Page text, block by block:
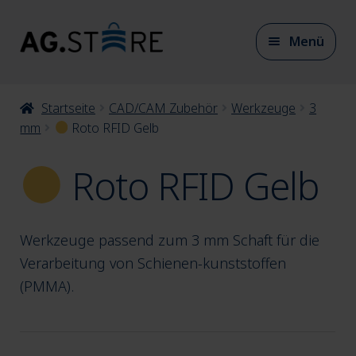
Zur
Navigation
Zum
Inhalt
Menü
CAD/CAM Materialien
CAD/CAM Zubehör
Werkzeuge
Startseite CAD/CAM Zubehör Werkzeuge
3
mm
Roto RFID Gelb
Roto RFID Gelb
Werkzeuge passend zum 3 mm Schaft für die
Verarbeitung von Schienen-kunststoffen
(PMMA).